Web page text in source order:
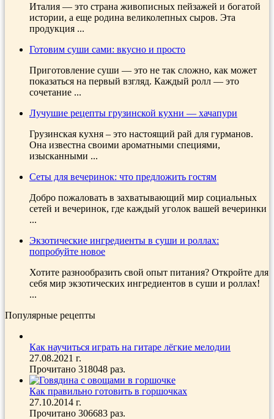
Италия — это страна живописных пейзажей и богатой
истории, а еще родина великолепных сыров. Эта
продукция ...
Готовим суши сами: вкусно и просто
Приготовление суши — это не так сложно, как может
показаться на первый взгляд. Каждый ролл — это
сочетание ...
Лучушие рецепты грузинской кухни — хачапури
Грузинская кухня – это настоящий рай для гурманов.
Она известна своими ароматными специями,
изысканными ...
Сеты для вечеринок: что предложить гостям
Добро пожаловать в захватывающий мир социальных
сетей и вечеринок, где каждый уголок вашей вечеринки
...
Экзотические ингредиенты в суши и роллах:
попробуйте новое
Хотите разнообразить свой опыт питания? Откройте для
себя мир экзотических ингредиентов в суши и роллах!
...
Популярные рецепты
Как научиться играть на гитаре лёгкие мелодии
27.08.2021 г.
Прочитано 318048 раз.
Как правильно готовить в горшочках
27.10.2014 г.
Прочитано 306683 раз.